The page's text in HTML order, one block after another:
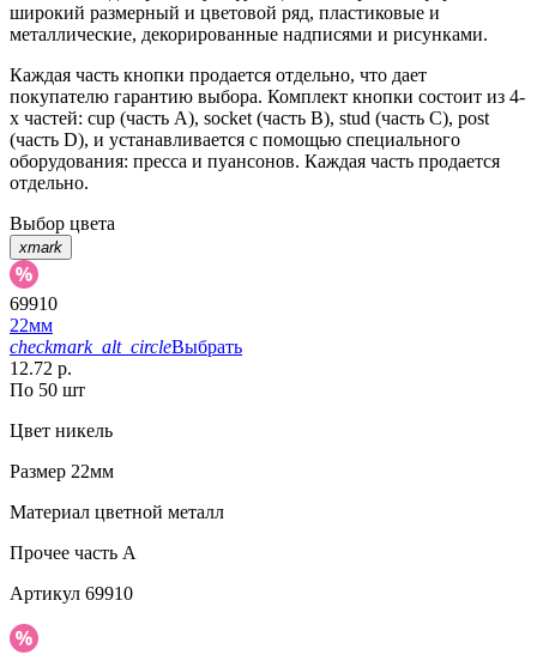
широкий размерный и цветовой ряд, пластиковые и
металлические, декорированные надписями и рисунками.
Каждая часть кнопки продается отдельно, что дает
покупателю гарантию выбора. Комплект кнопки состоит из 4-
х частей: cup (часть А), socket (часть В), stud (часть С), post
(часть D), и устанавливается с помощью специального
оборудования: пресса и пуансонов. Каждая часть продается
отдельно.
Выбор цвета
xmark
69910
22мм
checkmark_alt_circleВыбрать
12.72 р.
По 50 шт
Цвет никель
Размер 22мм
Материал цветной металл
Прочее часть A
Артикул 69910